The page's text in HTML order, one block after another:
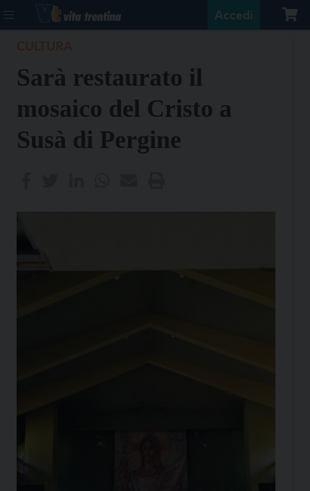
Accedi
Sarà restaurato il
mosaico del Cristo a
Susà di Pergine